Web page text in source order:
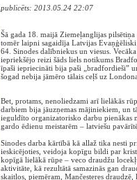
publicēts: 2013.05.24 22:07
Šā gada 18. maijā Ziemeļanglijas
tomēr laipni sagaidīja Latvijas
64. Sinodes dalībniekus un viesus.
iepriekšējo reizi šāds liels notikums
īpaši iepriecināti bija paši „bradfordieši”
šogad nebija jāmēro tālais ceļš uz
Bet, protams, nenoliedzami arī lielākās
darbiem bija jāuzņemas mājiniekiem, un
ieguldīto organizatorisko darbu pienākas
gardo ēdienu meistarēm – latviešu
Sinodes darba kārtībā kā allaž tika nesti
ieskicējoties, veidoja kopīgu bildi par
kopīgā lielākā rūpe – veco draudžu
aktivitāte, kā rezultātā samazinās gan
skaitļos, piemēram, Mančesteres